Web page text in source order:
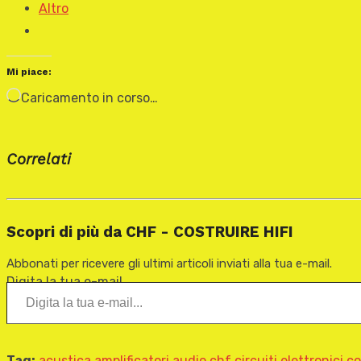
Altro
Mi piace:
Caricamento in corso…
Correlati
Scopri di più da CHF - COSTRUIRE HIFI
Abbonati per ricevere gli ultimi articoli inviati alla tua e-mail.
Digita la tua e-mail...